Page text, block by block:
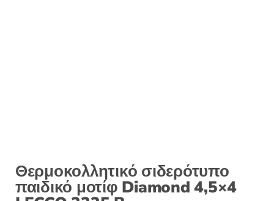
Θερμοκολλητικό σιδερότυπο
παιδικό μοτίφ Diamond 4,5×4